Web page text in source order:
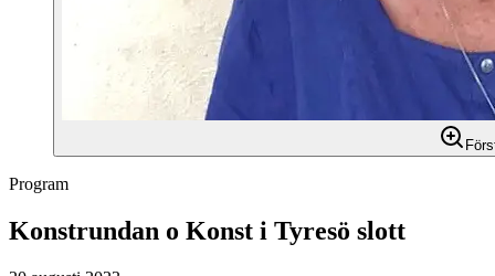
Program
Konstrundan o Konst i Tyresö slott